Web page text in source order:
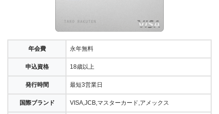
年会費 永年無料
申込資格 18歳以上
発行時間 最短3営業日
国際ブランド VISA,JCB,マスターカード,アメックス